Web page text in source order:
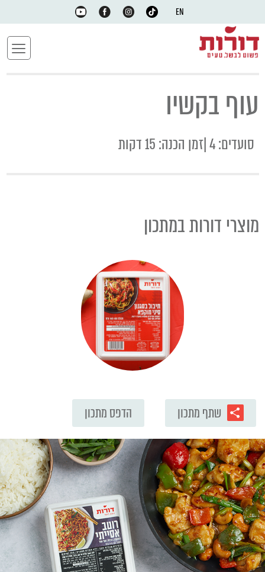
EN
עוף בקשיו
סועדים: 4 |זמן הכנה: 15 דקות
מוצרי דורות במתכון
הדפס מתכון שתף מתכון